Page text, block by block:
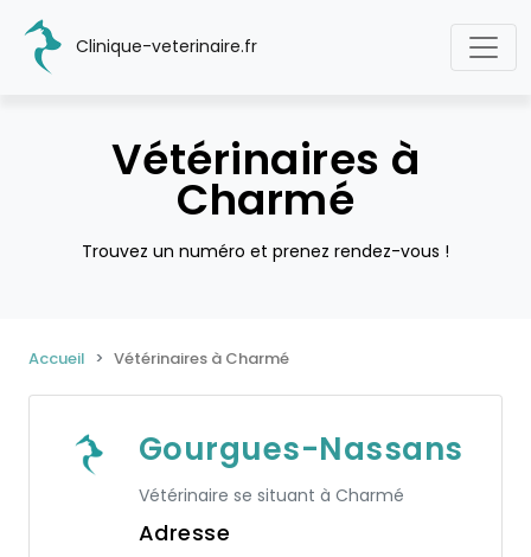
Clinique-veterinaire.fr
Vétérinaires à
Charmé
Trouvez un numéro et prenez rendez-vous !
Accueil Vétérinaires à Charmé
Gourgues-Nassans
Vétérinaire se situant à Charmé
Adresse